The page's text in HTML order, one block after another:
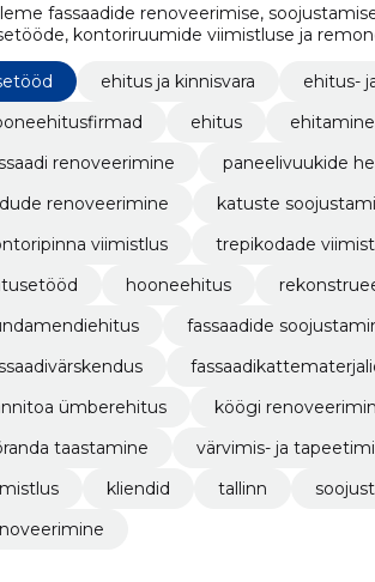
fassaadide renoveerimise,
kontoriruumide viimistluse ja
ehitus ja kinnisvara
ehitus-
ehitus
ehitamine
renoveerimine
paneelivuukide
renoveerimine
katuste
viimistlus
trepikodade
hooneehitus
fassaadide
ümberehitus
köögi
taastamine
värvimis- ja
kliendid tallinn